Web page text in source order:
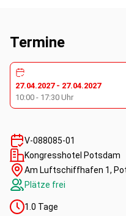
Termine
27.04.2027- 27.04.2027
10:00 - 17:30 Uhr
V-088085-01
Kongresshotel Potsdam
Am Luftschiffhafen 1,
Plätze frei
1.0 Tage